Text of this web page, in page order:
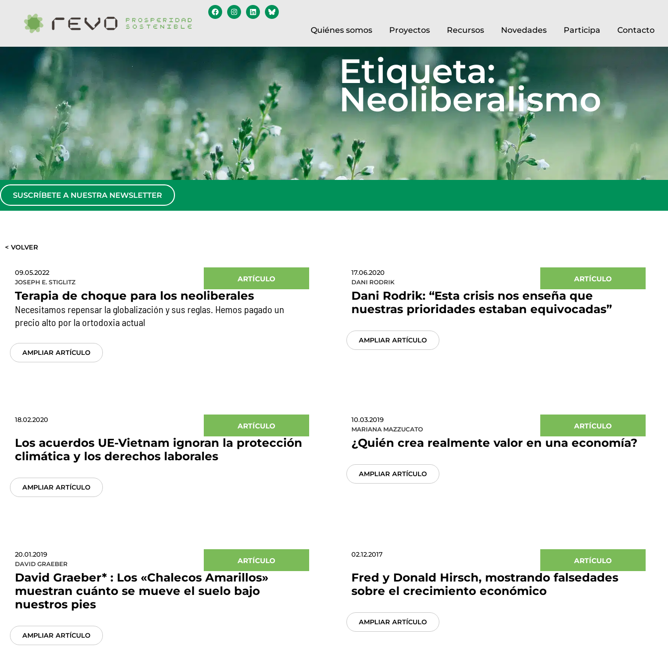
Quiénes somos Proyectos Recursos Novedades Participa Contacto
Etiqueta:
Neoliberalismo
SUSCRÍBETE A NUESTRA NEWSLETTER
< VOLVER
09.05.2022
JOSEPH E. STIGLITZ ARTÍCULO
Terapia de choque para los neoliberales
Necesitamos repensar la globalización y sus reglas. Hemos pagado un
precio alto por la ortodoxia actual
AMPLIAR ARTÍCULO
17.06.2020
DANI RODRIK ARTÍCULO
Dani Rodrik: “Esta crisis nos enseña que
nuestras prioridades estaban equivocadas”
AMPLIAR ARTÍCULO
18.02.2020
ARTÍCULO
Los acuerdos UE-Vietnam ignoran la protección
climática y los derechos laborales
AMPLIAR ARTÍCULO
10.03.2019
MARIANA MAZZUCATO ARTÍCULO
¿Quién crea realmente valor en una economía?
AMPLIAR ARTÍCULO
20.01.2019
DAVID GRAEBER ARTÍCULO
David Graeber* : Los «Chalecos Amarillos»
muestran cuánto se mueve el suelo bajo
nuestros pies
AMPLIAR ARTÍCULO
02.12.2017
ARTÍCULO
Fred y Donald Hirsch, mostrando falsedades
sobre el crecimiento económico
AMPLIAR ARTÍCULO